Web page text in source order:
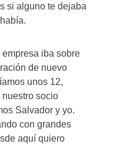
si alguno te dejaba
iba sobre
de nuevo
unos 12,
nuestro socio
Salvador y yo.
con grandes
aquí quiero